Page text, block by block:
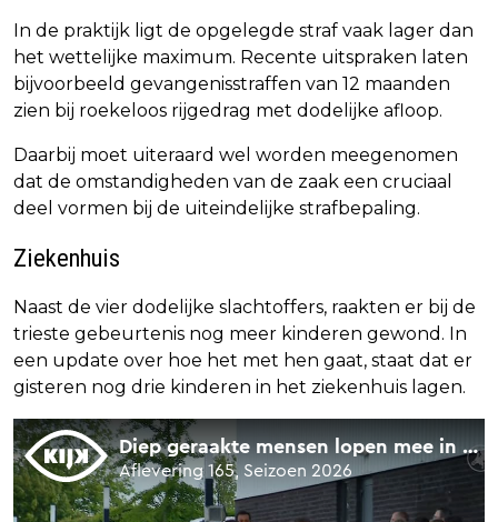
In de praktijk ligt de opgelegde straf vaak lager dan
het wettelijke maximum. Recente uitspraken laten
bijvoorbeeld gevangenisstraffen van 12 maanden
zien bij roekeloos rijgedrag met dodelijke afloop.
Daarbij moet uiteraard wel worden meegenomen
dat de omstandigheden van de zaak een cruciaal
deel vormen bij de uiteindelijke strafbepaling.
Ziekenhuis
Naast de vier dodelijke slachtoffers, raakten er bij de
trieste gebeurtenis nog meer kinderen gewond. In
een update over hoe het met hen gaat, staat dat er
gisteren nog drie kinderen in het ziekenhuis lagen.